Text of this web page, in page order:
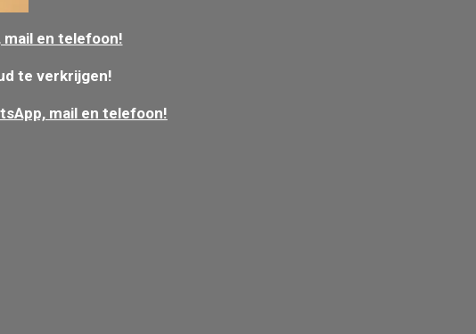
mail en telefoon!
te verkrijgen!
mail en telefoon!